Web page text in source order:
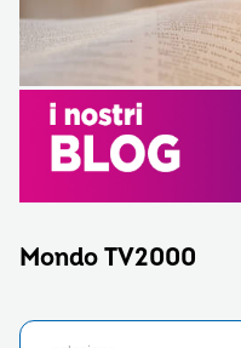
Mondo TV2000